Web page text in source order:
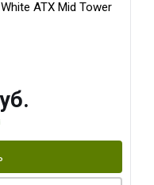
ATX Mid Tower